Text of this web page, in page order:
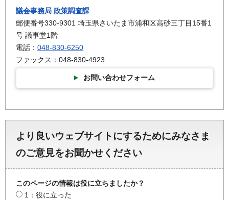
議会事務局 政策調査課
郵便番号330-9301 埼玉県さいたま市浦和区高砂三丁目15番1
号 議事堂1階
電話： 048-830-6250
ファックス：048-830-4923
お問い合わせフォーム
より良いウェブサイトにするためにみなさま
のご意見をお聞かせください
このページの情報は役に立ちましたか？
1：役に立った